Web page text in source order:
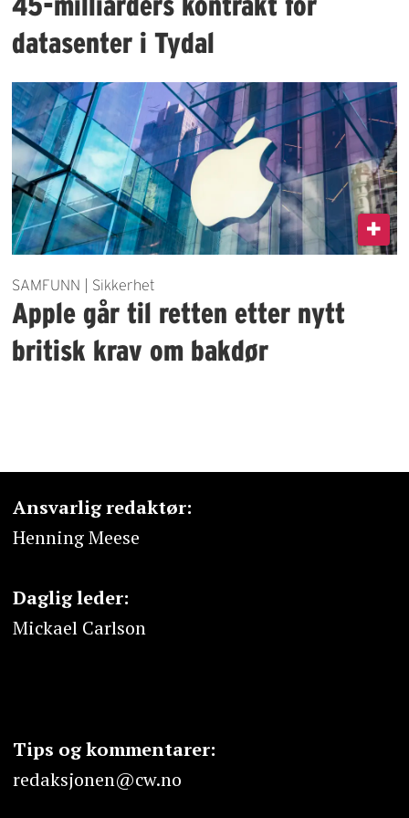
datasenter i Tydal
SAMFUNN | Sikkerhet
Apple går til retten etter nytt
britisk krav om bakdør
Ansvarlig redaktør:
Henning Meese
Daglig leder:
Mickael Carlson
Tips og kommentarer:
redaksjonen@cw.no